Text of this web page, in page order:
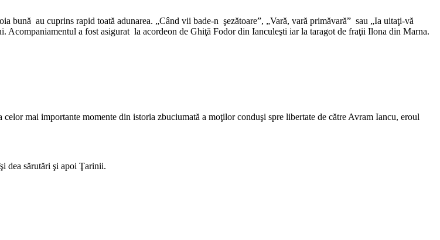
bună au cuprins rapid toată adunarea. „Când vii bade-n şezătoare”, „Vară, vară primăvară” sau „Ia uitaţi-vă
Acompaniamentul a fost asigurat la acordeon de Ghiţă Fodor din Ianculeşti iar la taragot de fraţii Ilona din Marna.
mai importante momente din istoria zbuciumată a moţilor conduşi spre libertate de către Avram Iancu, eroul
dea sărutări şi apoi Ţarinii.